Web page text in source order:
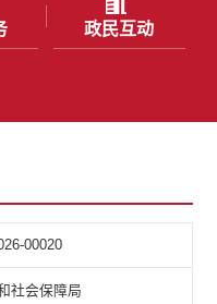
政民互动
00020
社会保障局